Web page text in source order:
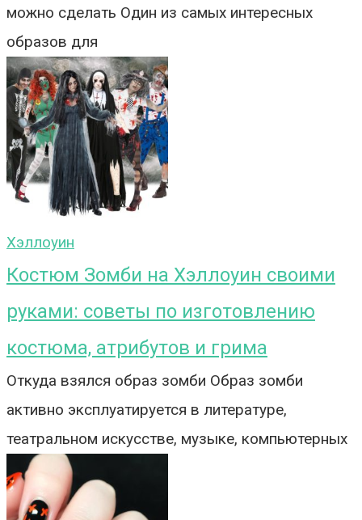
можно сделать Один из самых интересных
образов для
Хэллоуин
Костюм Зомби на Хэллоуин своими
руками: советы по изготовлению
костюма, атрибутов и грима
Откуда взялся образ зомби Образ зомби
активно эксплуатируется в литературе,
театральном искусстве, музыке, компьютерных